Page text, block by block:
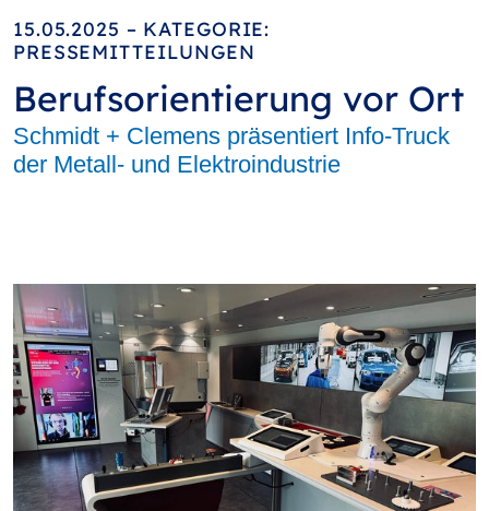
15.05.2025 – KATEGORIE:
PRESSEMITTEILUNGEN
Berufsorientierung vor Ort
Schmidt + Clemens präsentiert Info-Truck
der Metall- und Elektroindustrie